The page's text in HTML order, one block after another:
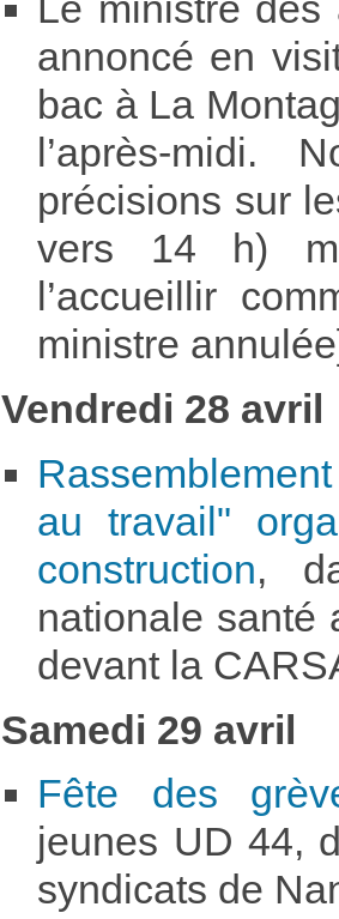
Le ministre
annoncé en
bac à La
l’après-midi.
précisions sur
vers 14 h)
l’accueillir
ministre
Vendredi 28 avril
au travail"
construction,
nationale santé
devant la
Samedi 29 avril
Fête des
jeunes UD 44,
syndicats de